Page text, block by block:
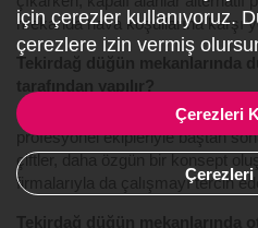
mekanda hava koşullarına karşı
Şehirdeki mekanlar genellikle
profesyonel ekipleriyle baştan
çiftler, daha özgün bir konsept
firmalarıyla da çalışmayı tercih
için çerezler kullanıyoruz.
çerezlere izin vermiş
Çerezleri
Çerezleri